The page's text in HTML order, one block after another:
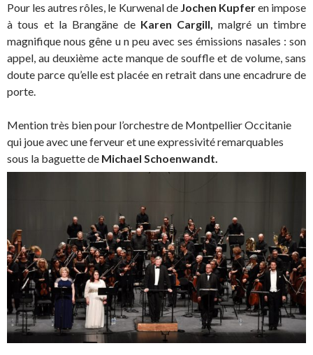
Pour les autres rôles, le Kurwenal de Jochen Kupferen impose
à tous et la Brangäne deKaren Cargill,malgré un timbre
magnifique nous gêne u n peu avec ses émissions nasales : son
appel, au deuxième acte manque de souffle et de volume, sans
doute parce qu’elle est placée en retrait dans une encadrure de
porte.
Mention très bien pour l’orchestre de Montpellier Occitanie
qui joue avec une ferveur et une expressivité remarquables
sous la baguette de Michael Schoenwandt.